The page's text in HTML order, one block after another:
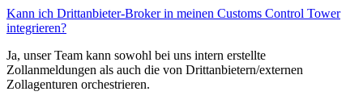
Kann ich Drittanbieter-Broker in meinen Customs Control Tower
integrieren?
Ja, unser Team kann sowohl bei uns intern erstellte
Zollanmeldungen als auch die von Drittanbietern/externen
Zollagenturen orchestrieren.